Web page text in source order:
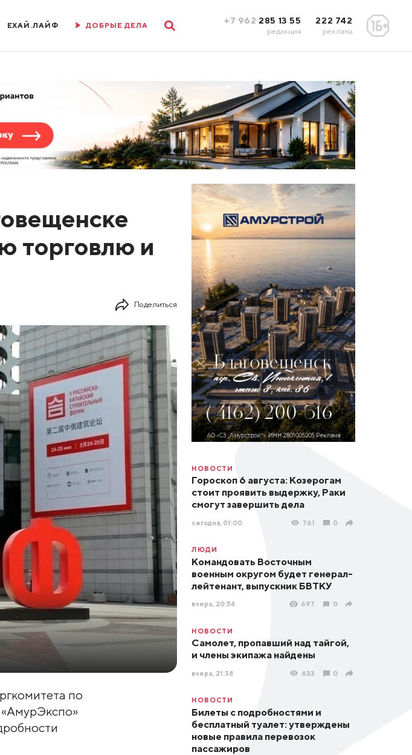
ЕХАЙ.ЛАЙФ ДОБРЫЕ ДЕЛА +7 962 285 13 55
редакция
222 742
реклама
торговлю и
Поделиться
по
НОВОСТИ
Гороскоп 6 августа: Козерогам
стоит проявить выдержку, Раки
смогут завершить дела
сегодня, 01:00 761 0
ЛЮДИ
Командовать Восточным
военным округом будет генерал-
лейтенант, выпускник БВТКУ
вчера, 20:54 697 0
НОВОСТИ
Самолет, пропавший над тайгой,
и члены экипажа найдены
вчера, 21:38 633 0
НОВОСТИ
Билеты с подробностями и
бесплатный туалет: утверждены
новые правила перевозок
пассажиров